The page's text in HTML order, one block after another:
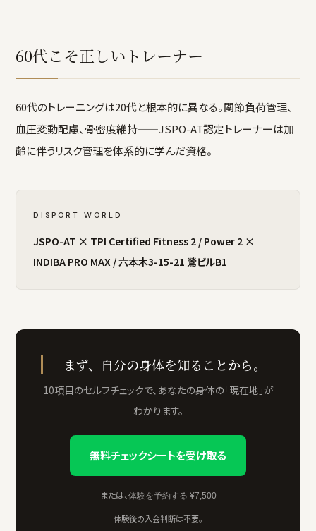
60代こそ正しいトレーナー
60代のトレーニングは20代と根本的に異なる。関節負荷管理、
血圧変動配慮、骨密度維持——JSPO-AT認定トレーナーは加
齢に伴うリスク管理を体系的に学んだ資格。
DISPORT WORLD
JSPO-AT × TPI Certified Fitness 2 / Power 2 ×
INDIBA PRO MAX / 六本木3-15-21 鶯ビルB1
まず、自分の身体を知ることから。
10項目のセルフチェックで、あなたの身体の「現在地」が
わかります。
無料チェックシートを受け取る
または、 体験を予約する ¥7,500
体験後の入会判断は不要。